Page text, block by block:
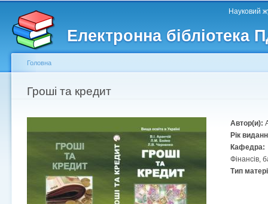
Електронна бібліотека
Головне меню Науковий
Другорядне меню
Ви є тут
Головна
Гроші та кредит
Автор(и):
Рік
Кафедра:
Фінансів,
Тип